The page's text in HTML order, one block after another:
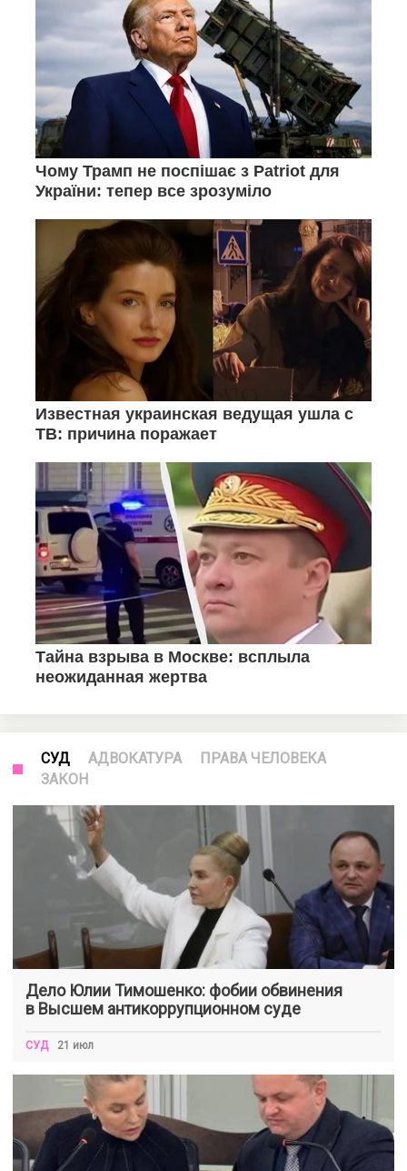
СУД АДВОКАТУРА
ПРАВА ЧЕЛОВЕКА
ЗАКОН
Дело Юлии Тимошенко: фобии обвинения
в Высшем антикоррупционном суде
СУД 21 июл